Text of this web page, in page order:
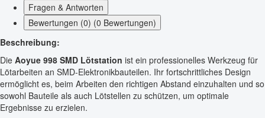
Fragen & Antworten
Bewertungen (0) (0 Bewertungen)
Beschreibung:
Die Aoyue 998 SMD Lötstation ist ein professionelles Werkzeug für
Lötarbeiten an SMD-Elektronikbauteilen. Ihr fortschrittliches Design
ermöglicht es, beim Arbeiten den richtigen Abstand einzuhalten und so
sowohl Bauteile als auch Lötstellen zu schützen, um optimale
Ergebnisse zu erzielen.